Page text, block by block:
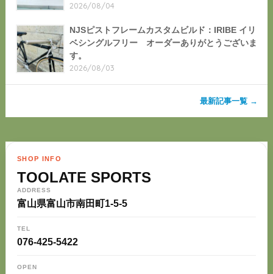
2026/08/04
NJSピストフレームカスタムビルド：IRIBE イリ
ベシングルフリー オーダーありがとうございま
す。
2026/08/03
最新記事一覧 →
SHOP INFO
TOOLATE SPORTS
ADDRESS
富山県富山市南田町1-5-5
TEL
076-425-5422
OPEN